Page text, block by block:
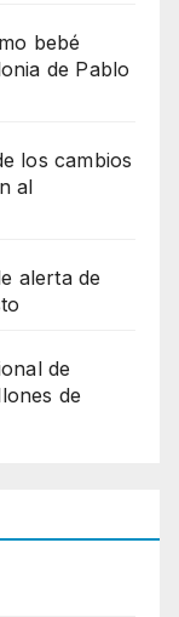
bebé
de Pablo
los cambios
al
alerta de
de
de